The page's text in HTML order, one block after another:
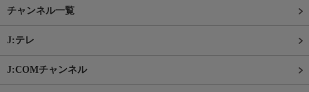
チャンネル一覧
J:テレ
J:COMチャンネル